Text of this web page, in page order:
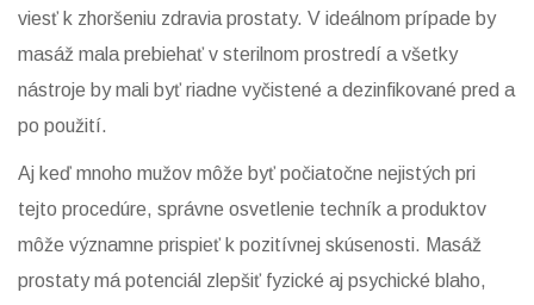
viesť k zhoršeniu zdravia prostaty. V ideálnom prípade by
masáž mala prebiehať v sterilnom prostredí a všetky
nástroje by mali byť riadne vyčistené a dezinfikované pred a
po použití.
Aj keď mnoho mužov môže byť počiatočne nejistých pri
tejto procedúre, správne osvetlenie techník a produktov
môže významne prispieť k pozitívnej skúsenosti. Masáž
prostaty má potenciál zlepšiť fyzické aj psychické blaho,